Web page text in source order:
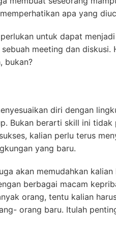
apa yang
untuk dapat
meeting dan diskusi.
bukan?
diri dengan
Bukan berarti skill ini tidak
kalian perlu terus
yang baru.
akan memudahkan kalian
berbagai macam
orang, tentu kalian
orang baru. Itulah